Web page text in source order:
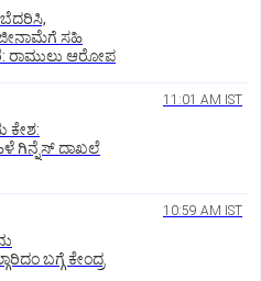
ಬೆದರಿಸಿ,
ಸಹಿ
ರಾಮುಲು ಆರೋಪ
11:01 AM IST
ಕೇಶ:
ಗಿನ್ನೆಸ್‌ ದಾಖಲೆ
10:59 AM IST
ಬಗ್ಗೆ ಕೇಂದ್ರ